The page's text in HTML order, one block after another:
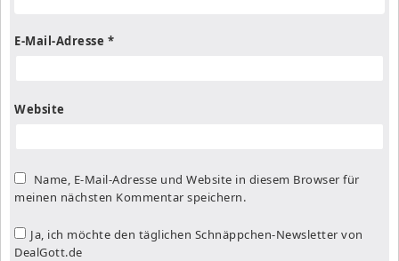
E-Mail-Adresse *
Website
Name, E-Mail-Adresse und Website in diesem Browser für
meinen nächsten Kommentar speichern.
Ja, ich möchte den täglichen Schnäppchen-Newsletter von
DealGott.de